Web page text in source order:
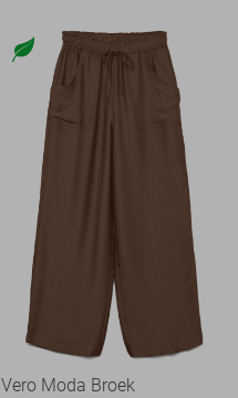
Vero Moda Broek